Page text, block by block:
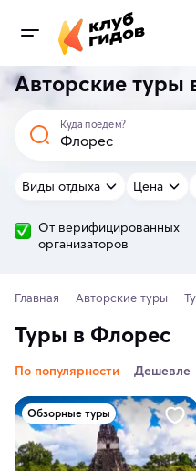
Авторские туры
Куда поедем?
Виды отдыха Цена
От верифицированных
организаторов
Главная Авторские туры
Туры в Флорес
По популярности Дешевле
Обзорные туры